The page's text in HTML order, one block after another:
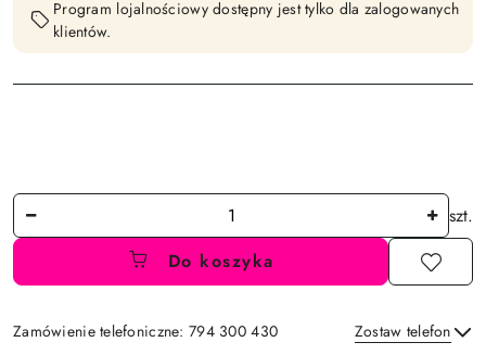
Program lojalnościowy dostępny jest tylko dla zalogowanych
klientów.
Ilość
szt.
Do koszyka
Zamówienie telefoniczne: 794 300 430 Zostaw telefon